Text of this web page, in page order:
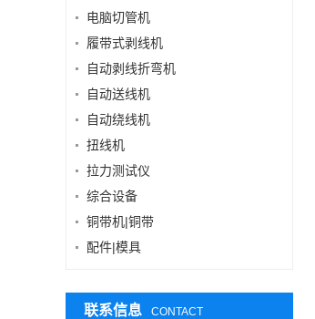
电脑切管机
履带式剥线机
自动剥线折弯机
自动送线机
自动绕线机
扭线机
拉力测试仪
综合设备
铜带机|铜带
配件|模具
联系信息 CONTACT